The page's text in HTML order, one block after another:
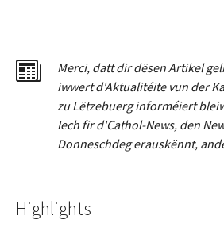
Merci, dattdir dësen Artikel
iwwert d'Aktualitéite vun der
zu Lëtzebuerg informéiert
Iech fir d'Cathol-News, den
Donneschdeg erauskënnt,
Highlights